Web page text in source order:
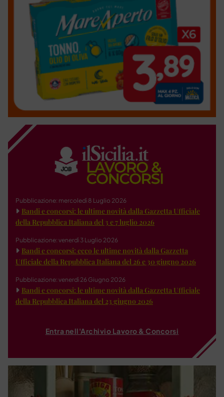
Pubblicazione: mercoledì 8 Luglio 2026
Bandi e concorsi: le ultime novità dalla Gazzetta Ufficiale
della Repubblica Italiana del 3 e 7 luglio 2026
Pubblicazione: venerdì 3 Luglio 2026
Bandi e concorsi: ecco le ultime novità dalla Gazzetta
Ufficiale della Repubblica Italiana del 26 e 30 giugno 2026
Pubblicazione: venerdì 26 Giugno 2026
Bandi e concorsi: le ultime novità dalla Gazzetta Ufficiale
della Repubblica Italiana del 23 giugno 2026
Entra nell'Archivio Lavoro & Concorsi